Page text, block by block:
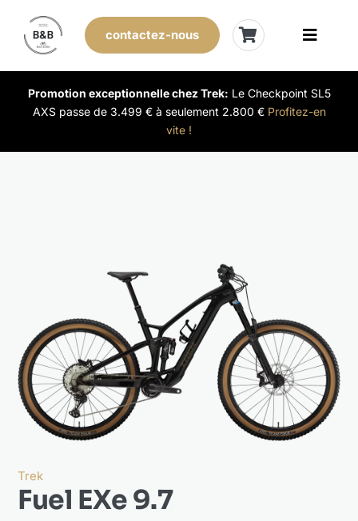
content
Toggle
Vélos de stock
Évènements
Actualités
À propos
contactez-nous
Promotion exceptionnelle chez Trek: Le Checkpoint SL5
AXS passe de 3.499 € à seulement 2.800 € Profitez-en
vite !
Trek
Fuel EXe 9.7